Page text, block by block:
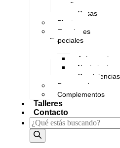
flores
Rosas
Plantas
Ocasiones
Especiales
Aniversario
Nacimientos
Condolencias
Preservado
Complementos
Talleres
Contacto